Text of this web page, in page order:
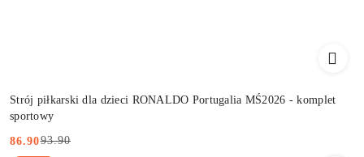
Strój piłkarski dla dzieci RONALDO Portugalia MŚ2026 - komplet
sportowy
Cena
86.90
Cena
93.90